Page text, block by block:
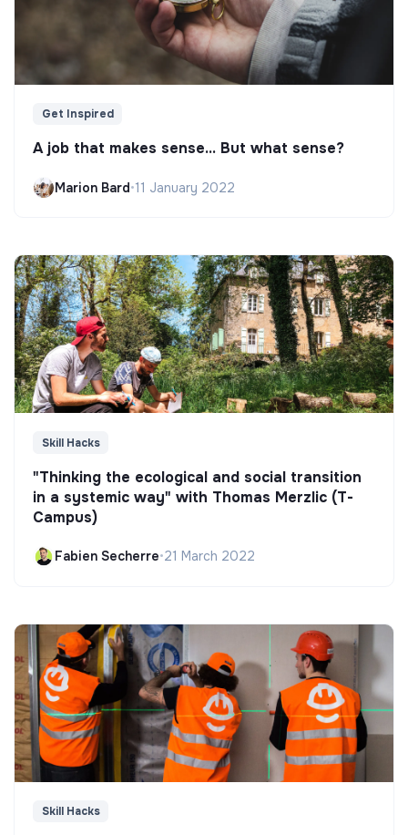
Get Inspired
A job that makes sense... But what sense?
Marion Bard•11 January 2022
Skill Hacks
"Thinking the ecological and social transition
in a systemic way" with Thomas Merzlic (T-
Campus)
Fabien Secherre•21 March 2022
Skill Hacks